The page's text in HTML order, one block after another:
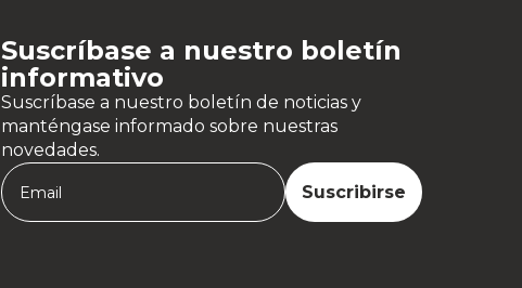
Suscríbase a nuestro boletín
informativo
Suscríbase a nuestro boletín de noticias y
manténgase informado sobre nuestras
novedades.